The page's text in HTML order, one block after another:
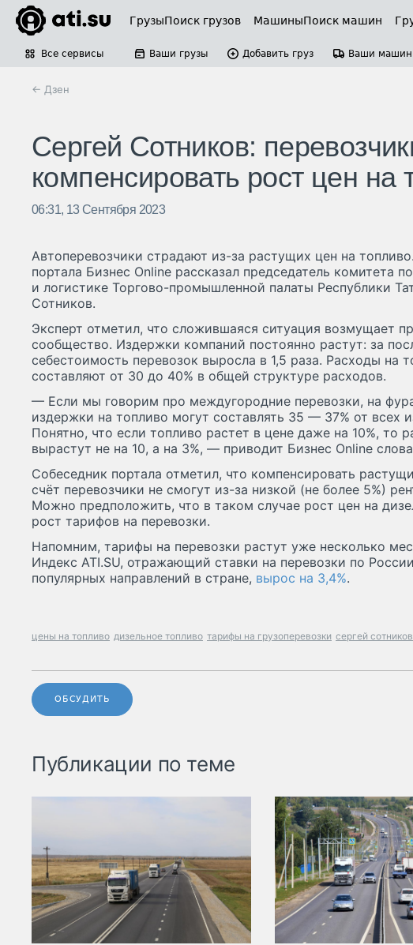
ГрузыПоиск грузов МашиныПоиск машин
Все сервисы Ваши грузы Добавить груз Ваши
← Дзен
Сергей Сотников:
компенсировать рост цен на
06:31, 13 Сентября 2023
Автоперевозчики страдают из-за растущих цен на
портала Бизнес Online рассказал председатель комитета
и логистике Торгово-промышленной палаты Республики
Сотников.
Эксперт отметил, что сложившаяся ситуация возмущает
сообщество. Издержки компаний постоянно растут: за
себестоимость перевозок выросла в 1,5 раза. Расходы на
составляют от 30 до 40% в общей структуре расходов.
— Если мы говорим про междугородние перевозки, на
издержки на топливо могут составлять 35 — 37% от всех
Понятно, что если топливо растет в цене даже на 10%, то
вырастут не на 10, а на 3%, — приводит Бизнес Online
Собеседник портала отметил, что компенсировать
счёт перевозчики не смогут из-за низкой (не более 5%)
Можно предположить, что в таком случае рост цен на
рост тарифов на перевозки.
Напомним, тарифы на перевозки растут уже несколько
Индекс ATI.SU, отражающий ставки на перевозки по
популярных направлений в стране, вырос на 3,4%.
цены на топливо дизельное топливо тарифы на грузоперевозки сергей сотников
ОБСУДИТЬ
Публикации по теме